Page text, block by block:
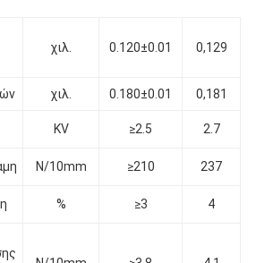
χιλ. 0.120±0.01 0,129
χιλ. 0.180±0.01 0,181
KV ≥2.5 2.7
N/10mm ≥210 237
% ≥3 4